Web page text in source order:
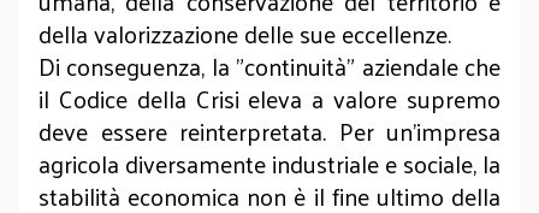
della valorizzazione delle sue eccellenze.
Di conseguenza, la "continuità" aziendale che
il Codice della Crisi eleva a valore supremo
deve essere reinterpretata. Per un'impresa
agricola diversamente industriale e sociale, la
stabilità economica non è il fine ultimo della